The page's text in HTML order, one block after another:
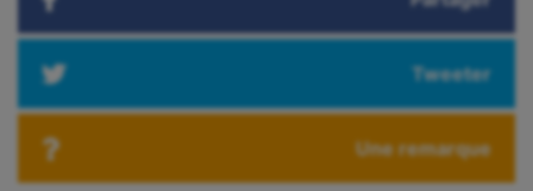
Tweeter
Une remarque